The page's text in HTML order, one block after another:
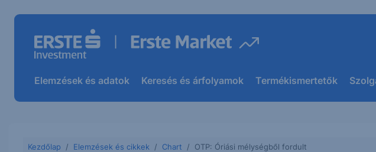
Elemzések és adatok Keresés és árfolyamok Termékismertetők
Kezdőlap Elemzések és cikkek Chart OTP: Óriási mélységből fordult